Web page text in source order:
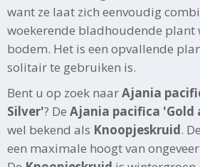
want ze laat zich eenvoudig
woekerende bladhoudende plant
bodem. Het is een opvallende
solitair te gebruiken is.
Bent u op zoek naarAjania
Silver'? De Ajania pacifica 'Gold
wel bekend als Knoopjeskruid.
een maximale hoogt van